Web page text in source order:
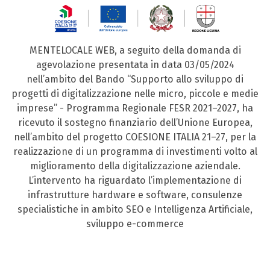
MENTELOCALE WEB, a seguito della domanda di
agevolazione presentata in data 03/05/2024
nell’ambito del Bando “Supporto allo sviluppo di
progetti di digitalizzazione nelle micro, piccole e medie
imprese” - Programma Regionale FESR 2021–2027, ha
ricevuto il sostegno finanziario dell’Unione Europea,
nell’ambito del progetto COESIONE ITALIA 21–27, per la
realizzazione di un programma di investimenti volto al
miglioramento della digitalizzazione aziendale.
L’intervento ha riguardato l’implementazione di
infrastrutture hardware e software, consulenze
specialistiche in ambito SEO e Intelligenza Artificiale,
sviluppo e-commerce